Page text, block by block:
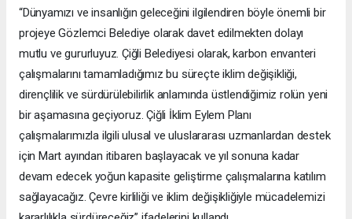
“Dünyamızı ve insanlığın geleceğini ilgilendiren böyle önemli bir
projeye Gözlemci Belediye olarak davet edilmekten dolayı
mutlu ve gururluyuz. Çiğli Belediyesi olarak, karbon envanteri
çalışmalarını tamamladığımız bu süreçte iklim değişikliği,
dirençlilik ve sürdürülebilirlik anlamında üstlendiğimiz rolün yeni
bir aşamasına geçiyoruz. Çiğli İklim Eylem Planı
çalışmalarımızla ilgili ulusal ve uluslararası uzmanlardan destek
için Mart ayından itibaren başlayacak ve yıl sonuna kadar
devam edecek yoğun kapasite geliştirme çalışmalarına katılım
sağlayacağız. Çevre kirliliği ve iklim değişikliğiyle mücadelemizi